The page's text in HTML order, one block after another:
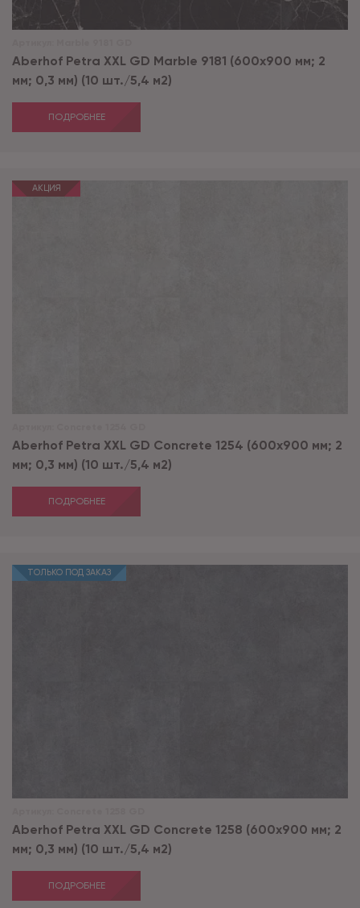
Aberhof Petra XXL GD Marble 9181 (600x900 мм; 2
мм; 0,3 мм) (10 шт./5,4 м2)
ПОДРОБНЕЕ
АКЦИЯ
Aberhof Petra XXL GD Concrete 1254 (600x900 мм; 2
мм; 0,3 мм) (10 шт./5,4 м2)
ПОДРОБНЕЕ
ТОЛЬКО ПОД ЗАКАЗ
Aberhof Petra XXL GD Concrete 1258 (600x900 мм; 2
мм; 0,3 мм) (10 шт./5,4 м2)
ПОДРОБНЕЕ